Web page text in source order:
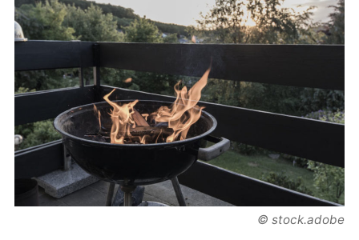
© stock.adobe